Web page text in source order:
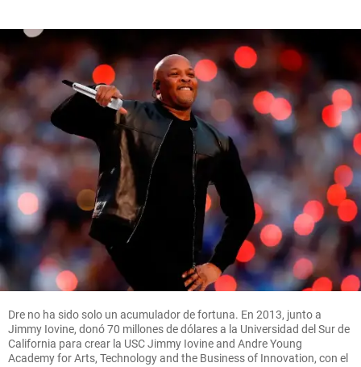
Dre no ha sido solo un acumulador de fortuna. En 2013, junto a
Jimmy Iovine, donó 70 millones de dólares a la Universidad del Sur de
California para crear la USC Jimmy Iovine and Andre Young
Academy for Arts, Technology and the Business of Innovation, con el